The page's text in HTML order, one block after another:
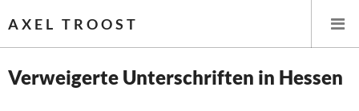
AXEL TROOST
Verweigerte Unterschriften in Hessen